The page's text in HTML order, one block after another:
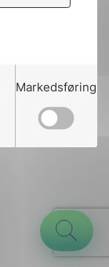
Markedsføring